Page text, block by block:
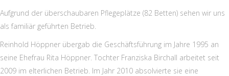
Aufgrund der überschaubaren Pflegeplätze (82 Betten) sehen wir uns
als familiär geführten Betrieb.
Reinhold Höppner übergab die Geschäftsführung im Jahre 1995 an
seine Ehefrau Rita Höppner. Tochter Franziska Birchall arbeitet seit
2009 im elterlichen Betrieb. Im Jahr 2010 absolvierte sie eine